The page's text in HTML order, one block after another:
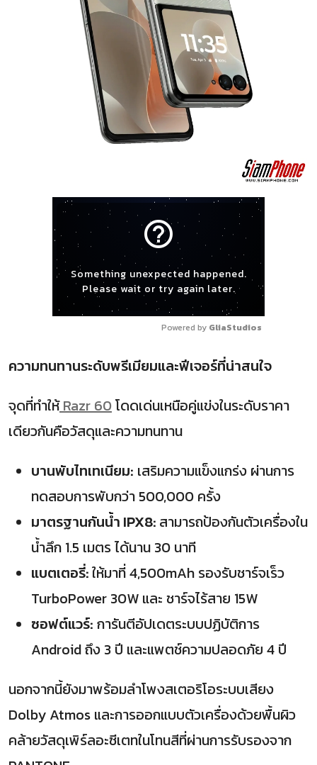
help_outline
Something unexpected happened.
Please wait or try again later.
Powered by GliaStudios
ความทนทานระดับพรีเมียมและฟีเจอร์ที่น่าสนใจ
จุดที่ทำให้Razr 60โดดเด่นเหนือคู่แข่งในระดับราคา
เดียวกันคือวัสดุและความทนทาน
บานพับไทเทเนียม: เสริมความแข็งแกร่ง ผ่านการ
ทดสอบการพับกว่า 500,000 ครั้ง
มาตรฐานกันน้ำ IPX8: สามารถป้องกันตัวเครื่องใน
น้ำลึก 1.5 เมตร ได้นาน 30 นาที
แบตเตอรี่:ให้มาที่4,500mAh รองรับชาร์จเร็ว
TurboPower 30W และ ชาร์จไร้สาย 15W
ซอฟต์แวร์: การันตีอัปเดตระบบปฏิบัติการ
Androidถึง 3 ปี และแพตช์ความปลอดภัย 4 ปี
นอกจากนี้ยังมาพร้อมลำโพงสเตอริโอระบบเสียง
Dolby Atmos และการออกแบบตัวเครื่องด้วยพื้นผิว
คล้ายวัสดุเพิร์ลอะซีเตทในโทนสีที่ผ่านการรับรองจาก